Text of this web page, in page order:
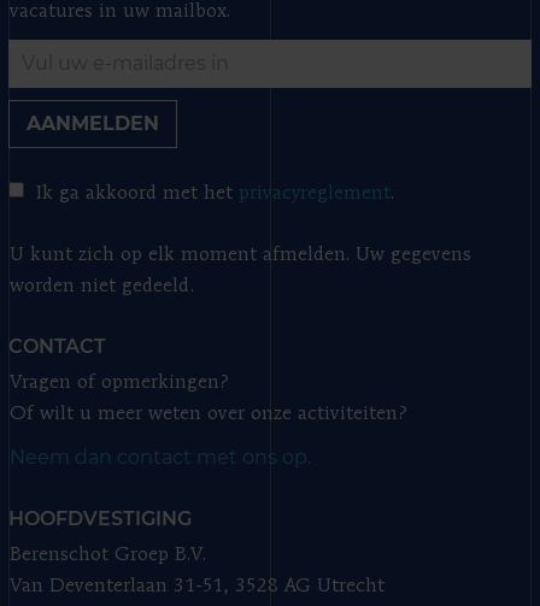
vacatures in uw mailbox.
AANMELDEN
Ik ga akkoord met het privacyreglement.
U kunt zich op elk moment afmelden. Uw gegevens
worden niet gedeeld.
CONTACT
Vragen of opmerkingen?
Of wilt u meer weten over onze activiteiten?
Neem dan contact met ons op.
HOOFDVESTIGING
Berenschot Groep B.V.
Van Deventerlaan 31-51, 3528 AG Utrecht